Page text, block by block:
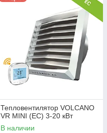
Тепловентилятор VOLCANO
VR MINI (EC) 3-20 кВт
В наличии